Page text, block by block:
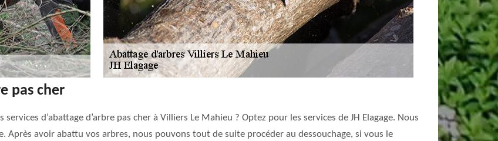
pas cher
d’abattage d’arbre pas cher à Villiers Le Mahieu ? Optez pour les services de JH Elagage. Nous
Après avoir abattu vos arbres, nous pouvons tout de suite procéder au dessouchage, si vous le